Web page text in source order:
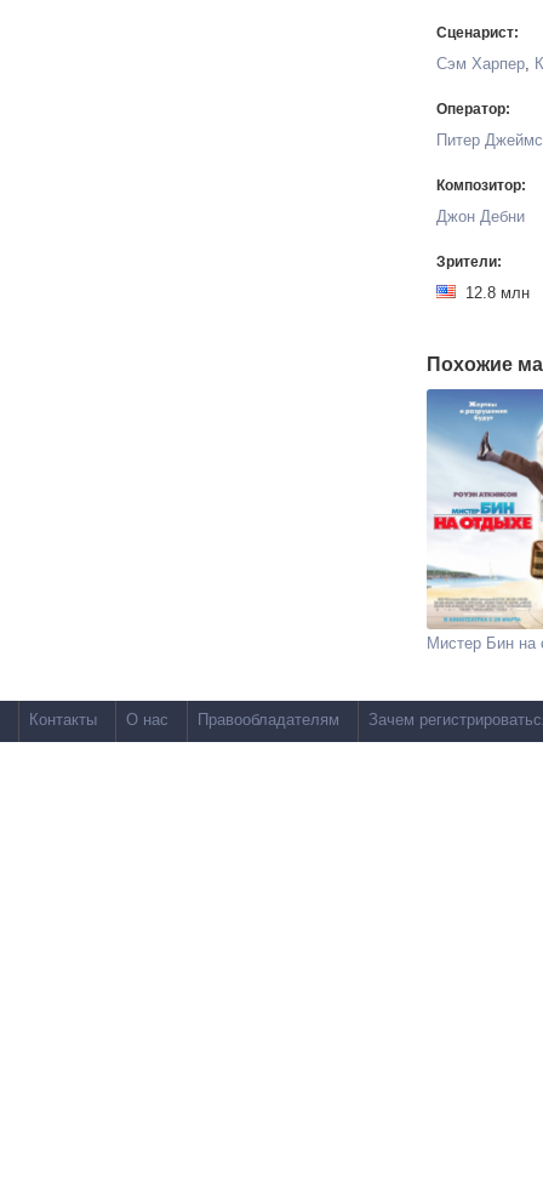
Сценарист:
Сэм Харпер,
Оператор:
Питер Джеймс
Композитор:
Джон Дебни
Зрители:
12.8
Похожие
Мистер Бин на
Контакты О нас Правообладателям Зачем